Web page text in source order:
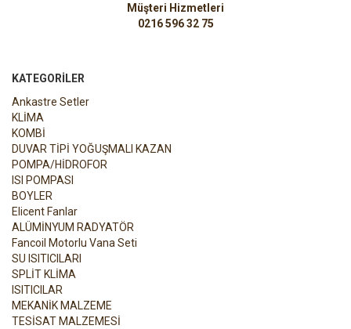
Müşteri Hizmetleri
0216 596 32 75
KATEGORILER
Ankastre Setler
KLİMA
KOMBİ
DUVAR TİPİ YOĞUŞMALI KAZAN
POMPA/HİDROFOR
ISI POMPASI
BOYLER
Elicent Fanlar
ALÜMİNYUM RADYATÖR
Fancoil Motorlu Vana Seti
SU ISITICILARI
SPLİT KLİMA
ISITICILAR
MEKANİK MALZEME
TESİSAT MALZEMESİ